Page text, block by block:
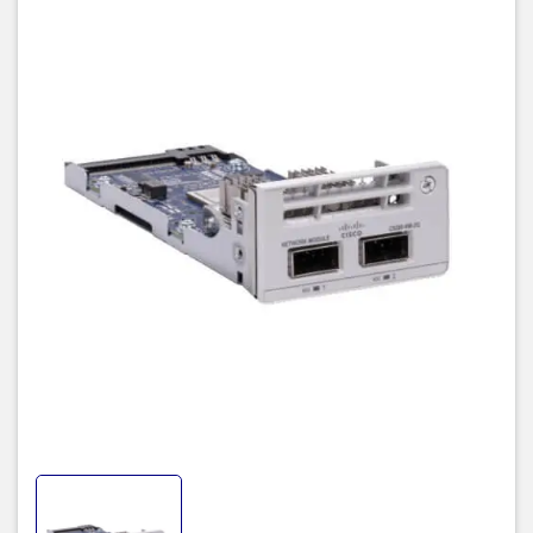
Bảng dưới đây thể hiện tài liệu mô tả của sản phẩmC9200-NM-
| Catalyst 9200 2 x 40G Network Module
Bảng 1: Thông số kỹ thuật chi tiết của C9200-NM-2Q
Technology